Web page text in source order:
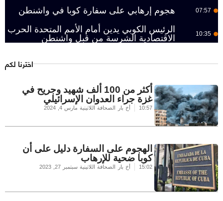
07:57 هجوم إرهابي على سفارة كوبا في واشنطن
10:35
الرئيس الكوبي يدين أمام الأمم المتحدة الحرب
الاقتصادية الشرسة من قبل واشنطن
اخترنا لكم
أكثر من 100 ألف شهيد وجريح في
غزة جراء العدوان الإسرائيلي
10:57 أخ بار الصحافة اللاتينية مارس 4, 2024
الهجوم على السفارة دليل على أن
كوبا ضحية للإرهاب
15:02 أخ بار الصحافة اللاتينية سبتمبر 27, 2023